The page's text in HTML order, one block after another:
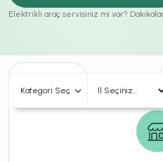
Elektrikli araç servisiniz mi var?
Kategori Seç